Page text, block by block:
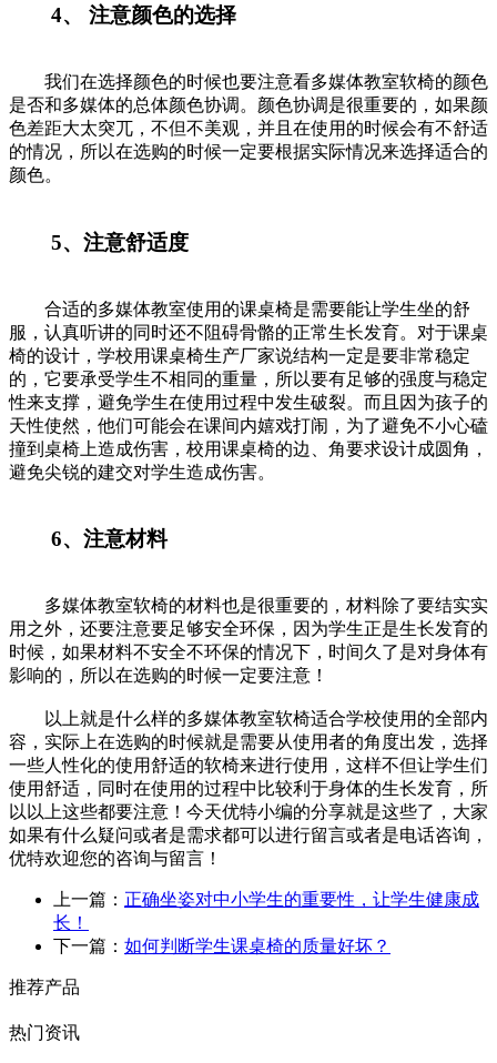
4、 注意颜色的选择
我们在选择颜色的时候也要注意看多媒体教室软椅的颜色
是否和多媒体的总体颜色协调。颜色协调是很重要的，如果颜
色差距大太突兀，不但不美观，并且在使用的时候会有不舒适
的情况，所以在选购的时候一定要根据实际情况来选择适合的
颜色。
5、注意舒适度
合适的多媒体教室使用的课桌椅是需要能让学生坐的舒
服，认真听讲的同时还不阻碍骨骼的正常生长发育。对于课桌
椅的设计，学校用课桌椅生产厂家说结构一定是要非常稳定
的，它要承受学生不相同的重量，所以要有足够的强度与稳定
性来支撑，避免学生在使用过程中发生破裂。而且因为孩子的
天性使然，他们可能会在课间内嬉戏打闹，为了避免不小心磕
撞到桌椅上造成伤害，校用课桌椅的边、角要求设计成圆角，
避免尖锐的建交对学生造成伤害。
6、注意材料
多媒体教室软椅的材料也是很重要的，材料除了要结实实
用之外，还要注意要足够安全环保，因为学生正是生长发育的
时候，如果材料不安全不环保的情况下，时间久了是对身体有
影响的，所以在选购的时候一定要注意！
以上就是什么样的多媒体教室软椅适合学校使用的全部内
容，实际上在选购的时候就是需要从使用者的角度出发，选择
一些人性化的使用舒适的软椅来进行使用，这样不但让学生们
使用舒适，同时在使用的过程中比较利于身体的生长发育，所
以以上这些都要注意！今天优特小编的分享就是这些了，大家
如果有什么疑问或者是需求都可以进行留言或者是电话咨询，
优特欢迎您的咨询与留言！
上一篇： 正确坐姿对中小学生的重要性，让学生健康成
长！
下一篇： 如何判断学生课桌椅的质量好坏？
推荐产品
热门资讯